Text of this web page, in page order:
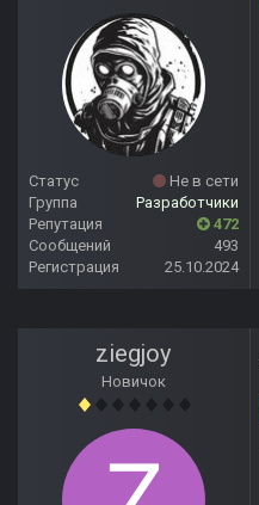
Статус
Не в сети
Группа
Разработчики
Репутация
472
Сообщений
493
Регистрация
25.10.2024
ziegjoy
Новичок